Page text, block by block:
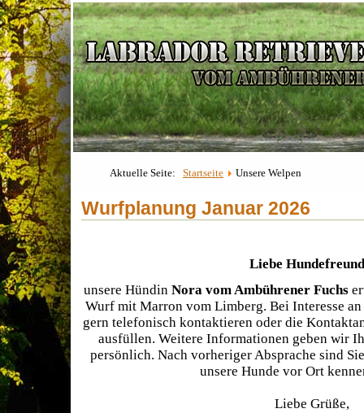
Aktuelle Seite: Startseite Unsere Welpen
Wurfplanung Januar 2026
Liebe
unsere Hündin Nora vom Ambührener Fuchs
Wurf mit Marron vom Limberg. Bei Interesse
gern telefonisch kontaktieren oder die
ausfüllen. Weitere Informationen geben wir
persönlich. Nach vorheriger Absprache sind
unsere Hunde vor Ort
Liebe Grüße,